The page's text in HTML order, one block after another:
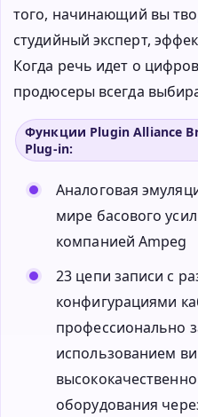
того, начинающий вы
студийный эксперт,
Когда речь идет о
продюсеры всегда
Функции Plugin Alliance
Plug-in:
Аналоговая
мире басового
компанией Ampeg
23 цепи записи с
конфигурациями
профессионально
использованием
оборудования